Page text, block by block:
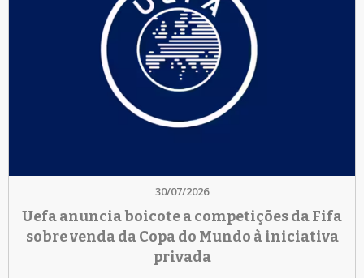
30/07/2026
Uefa anuncia boicote a competições da Fifa
sobre venda da Copa do Mundo à iniciativa
privada